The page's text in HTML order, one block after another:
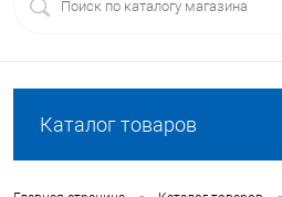
Каталог товаров